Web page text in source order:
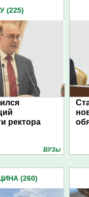
(225)
ректора
ВУЗы
(260)